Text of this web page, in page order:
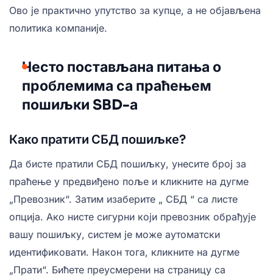
Ово је практично упутство за купце, а не објављена
политика компаније.
Често постављана питања о
проблемима са праћењем
пошиљки SBD-а
Како пратити СБД пошиљке?
Да бисте пратили СБД пошиљку, унесите број за
праћење у предвиђено поље и кликните на дугме
„Превозник“. Затим изаберите „ СБД “ са листе
опција. Ако нисте сигурни који превозник обрађује
вашу пошиљку, систем је може аутоматски
идентификовати. Након тога, кликните на дугме
„Прати“. Бићете преусмерени на страницу са